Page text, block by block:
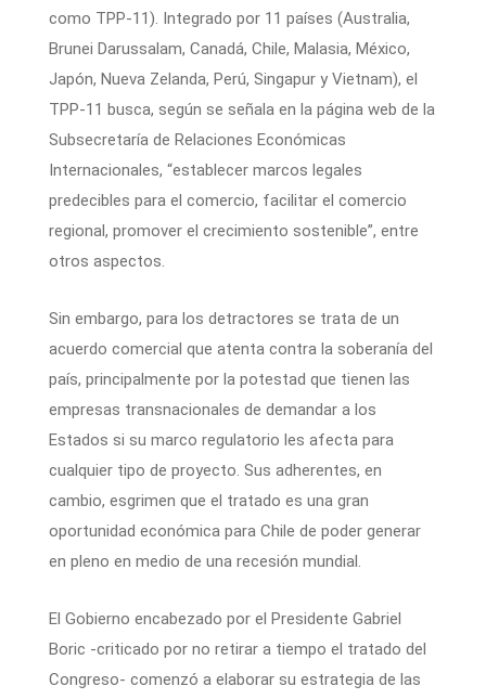
como TPP-11). Integrado por 11 países (Australia,
Brunei Darussalam, Canadá, Chile, Malasia, México,
Japón, Nueva Zelanda, Perú, Singapur y Vietnam), el
TPP-11 busca, según se señala en la página web de la
Subsecretaría de Relaciones Económicas
Internacionales, “establecer marcos legales
predecibles para el comercio, facilitar el comercio
regional, promover el crecimiento sostenible”, entre
otros aspectos.
Sin embargo, para los detractores se trata de un
acuerdo comercial que atenta contra la soberanía del
país, principalmente por la potestad que tienen las
empresas transnacionales de demandar a los
Estados si su marco regulatorio les afecta para
cualquier tipo de proyecto. Sus adherentes, en
cambio, esgrimen que el tratado es una gran
oportunidad económica para Chile de poder generar
en pleno en medio de una recesión mundial.
El Gobierno encabezado por el Presidente Gabriel
Boric -criticado por no retirar a tiempo el tratado del
Congreso- comenzó a elaborar su estrategia de las